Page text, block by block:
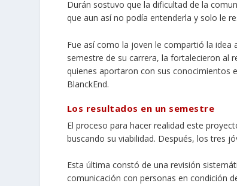
Durán sostuvo que la dificultad de la
que aun asíno podía entenderla y solo le
Fue así como la joven le compartió la
semestre de su carrera, la fortalecieron al
quienes aportaron con sus conocimientos
BlanckEnd.
Los resultados en un semestre
El proceso para hacer realidad este
buscando su viabilidad. Después, los tres
Esta última constó de una revisión
comunicación con personas en condición